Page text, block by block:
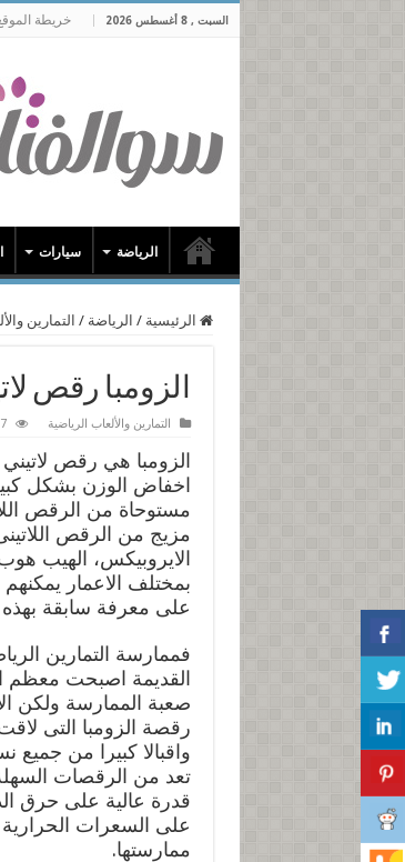
السبت , 8 أغسطس 2026 خريطة
الرياضة سيارات
الرئيسية / الرياضة / التمارين
الزومبا رقص
التمارين والألعاب الرياضية
الزومبا هي رقص
اخفاض الوزن بشكل
مستوحاة من الرقص
مزيج من الرقص اللاتينى
الايروبيكس، الهيب
بمختلف الاعمار
على معرفة سابقة
فممارسة التمارين
القديمة اصبحت معظم
صعبة الممارسة ولكن
رقصة الزومبا التى
واقبالا كبيرا من جميع
تعد من الرقصات
قدرة عالية على حرق
على السعرات
ممارستها.